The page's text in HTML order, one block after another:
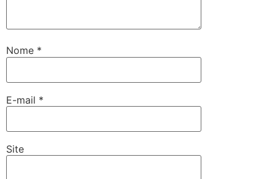
Nome *
E-mail *
Site